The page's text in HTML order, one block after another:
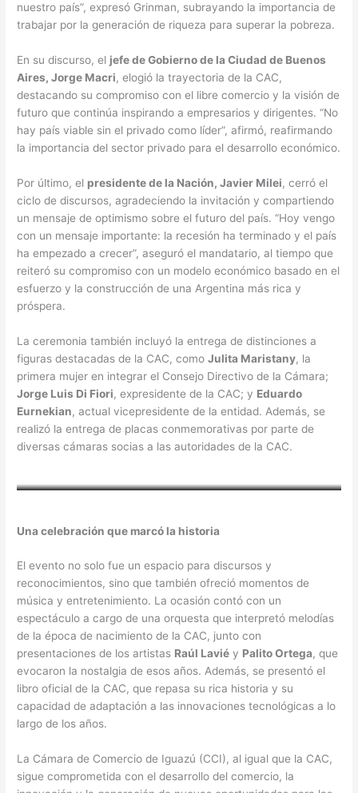
nuestro país”, expresó Grinman, subrayando la importancia de
trabajar por la generación de riqueza para superar la pobreza.
En su discurso, el jefe de Gobierno de la Ciudad de Buenos
Aires, Jorge Macri, elogió la trayectoria de la CAC,
destacando su compromiso con el libre comercio y la visión de
futuro que continúa inspirando a empresarios y dirigentes. “No
hay país viable sin el privado como líder”, afirmó, reafirmando
la importancia del sector privado para el desarrollo económico.
Por último, el presidente de la Nación, Javier Milei, cerró el
ciclo de discursos, agradeciendo la invitación y compartiendo
un mensaje de optimismo sobre el futuro del país. “Hoy vengo
con un mensaje importante: la recesión ha terminado y el país
ha empezado a crecer”, aseguró el mandatario, al tiempo que
reiteró su compromiso con un modelo económico basado en el
esfuerzo y la construcción de una Argentina más rica y
próspera.
La ceremonia también incluyó la entrega de distinciones a
figuras destacadas de la CAC, comoJulita Maristany, la
primera mujer en integrar el Consejo Directivo de la Cámara;
Jorge Luis Di Fiori, expresidente de la CAC; y Eduardo
Eurnekian, actual vicepresidente de la entidad. Además, se
realizó la entrega de placas conmemorativas por parte de
diversas cámaras socias a las autoridades de la CAC.
Una celebración que marcó la historia
El evento no solo fue un espacio para discursos y
reconocimientos, sino que también ofreció momentos de
música y entretenimiento. La ocasión contó con un
espectáculo a cargo de una orquesta que interpretó melodías
de la época de nacimiento de la CAC, junto con
presentaciones de los artistas Raúl Lavié y Palito Ortega, que
evocaron la nostalgia de esos años. Además, se presentó el
libro oficial de la CAC, que repasa su rica historia y su
capacidad de adaptación a las innovaciones tecnológicas a lo
largo de los años.
La Cámara de Comercio de Iguazú (CCI), al igual que la CAC,
sigue comprometida con el desarrollo del comercio, la